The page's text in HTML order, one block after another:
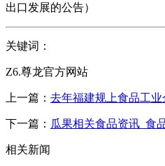
出口发展的公告）
关键词：
Z6.尊龙官方网站
上一篇： 去年福建规上食品工
下一篇： 瓜果相关食品资讯_食
相关新闻